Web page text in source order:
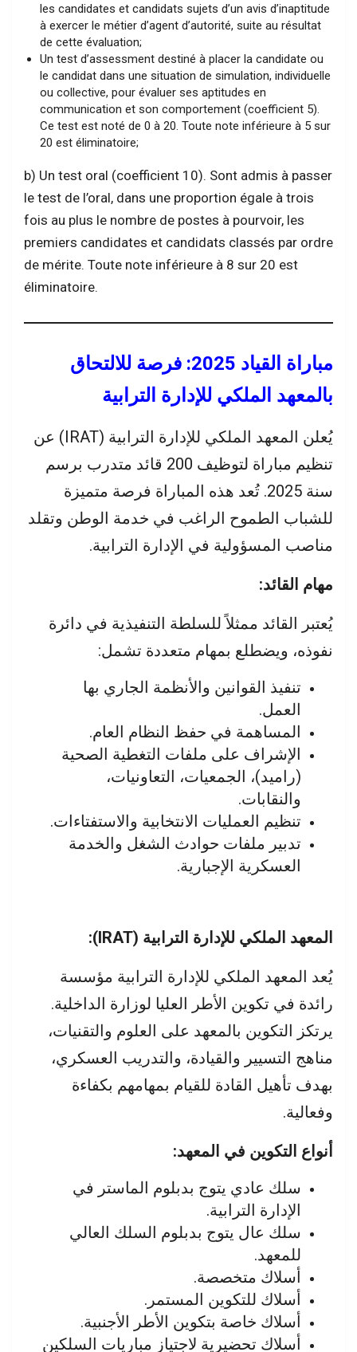
les candidates et candidats sujets d’un avis d’inaptitude
à exercer le métier d’agent d’autorité, suite au résultat
de cette évaluation;
Un test d’assessment destiné à placer la candidate ou
le candidat dans une situation de simulation, individuelle
ou collective, pour évaluer ses aptitudes en
communication et son comportement (coefficient 5).
Ce test est noté de 0 à 20. Toute note inférieure à 5 sur
20 est éliminatoire;
b) Un test oral (coefficient 10). Sont admis à passer
le test de l’oral, dans une proportion égale à trois
fois au plus le nombre de postes à pourvoir, les
premiers candidates et candidats classés par ordre
de mérite. Toute note inférieure à 8 sur 20 est
éliminatoire.
مباراة القياد 2025: فرصة للالتحاق
بالمعهد الملكي للإدارة الترابية
يُعلن المعهد الملكي للإدارة الترابية (IRAT) عن
تنظيم مباراة لتوظيف 200 قائد متدرب برسم
سنة 2025. تُعد هذه المباراة فرصة متميزة
للشباب الطموح الراغب في خدمة الوطن وتقلد
مناصب المسؤولية في الإدارة الترابية.
مهام القائد:
يُعتبر القائد ممثلاً للسلطة التنفيذية في دائرة
نفوذه، ويضطلع بمهام متعددة تشمل:
تنفيذ القوانين والأنظمة الجاري بها
العمل.
المساهمة في حفظ النظام العام.
الإشراف على ملفات التغطية الصحية
(راميد)، الجمعيات، التعاونيات،
والنقابات.
تنظيم العمليات الانتخابية والاستفتاءات.
تدبير ملفات حوادث الشغل والخدمة
العسكرية الإجبارية.
المعهد الملكي للإدارة الترابية (IRAT):
يُعد المعهد الملكي للإدارة الترابية مؤسسة
رائدة في تكوين الأطر العليا لوزارة الداخلية.
يرتكز التكوين بالمعهد على العلوم والتقنيات،
مناهج التسيير والقيادة، والتدريب العسكري،
بهدف تأهيل القادة للقيام بمهامهم بكفاءة
وفعالية.
أنواع التكوين في المعهد:
سلك عادي يتوج بدبلوم الماستر في
الإدارة الترابية.
سلك عال يتوج بدبلوم السلك العالي
للمعهد.
أسلاك متخصصة.
أسلاك للتكوين المستمر.
أسلاك خاصة بتكوين الأطر الأجنبية.
أسلاك تحضيرية لاجتياز مباريات السلكين